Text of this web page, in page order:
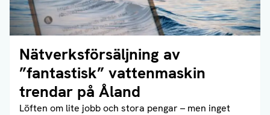
Nätverksförsäljning av
”fantastisk” vattenmaskin
trendar på Åland
Löften om lite jobb och stora pengar – men inget
Läs artikel